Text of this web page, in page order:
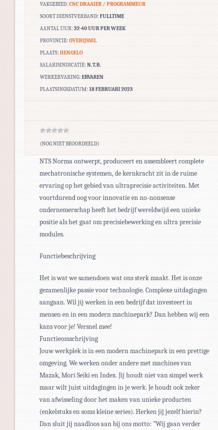
VAKGEBIED: CNC DRAAIER / PROGRAMMEUR
SOORT DIENSTVERBAND: FULLTIME
AANTAL UUR: 32-40 UUR PER WEEK
PROVINCIE: OVERIJSSEL
PLAATS: HENGELO
SALARISINDICATIE: N.T.B.
WERKERVARING: ERVAREN
PLAATSINGSDATUM: 18 FEBRUARI 2023
(NOG NIET BEOORDEELD)
NTS Norma ontwerpt, produceert en assembleert complete
mechatronische systemen, de kernkracht zit in de ruime
ervaring op het gebied van ultraprecisie activiteiten. Met
voortdurend oog voor innovatie en no-nonsense
ondernemerschap heeft het bedrijf wereldwijd een unieke
positie als het gaat om precisiebewerking en ultra precisie
modules.
Functiebeschrijving
Het is wat we samendoen wat ons sterk maakt. Het is onze
gezamenlijke passie voor technologie. Complexe uitdagingen
aangaan. Wil jij werken in een bedrijf dat investeert in
mensen en in een modern machinepark? Dan hebben wij een
kans voor je! Versnel mee!
Functieomschrijving
Jouw werkplek is in een modern machinepark in een prettige
omgeving. We werken onder andere met machines van
Mazak, Mori Seiki en Index. Jij houdt niet van simpel werk
maar wilt juist uitdagingen in je werk. Je houdt ook zeker
van afwisseling door het maken van unieke producten
(enkelstuks en soms kleine series). Herken jij jezelf hierin?
Dan sluit jij naadloos aan bij ons motto: ”Wij gaan verder